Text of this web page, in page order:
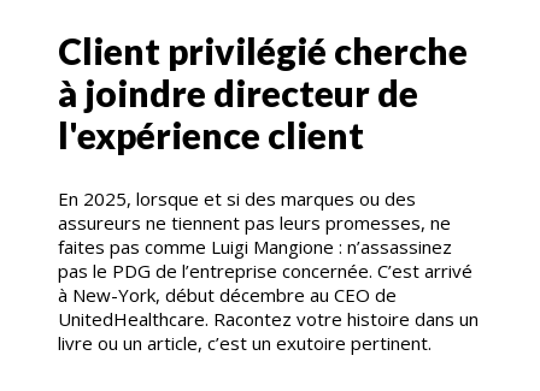
Client privilégié cherche
à joindre directeur de
l'expérience client
En 2025, lorsque et si des marques ou des
assureurs ne tiennent pas leurs promesses, ne
faites pas comme Luigi Mangione : n’assassinez
pas le PDG de l’entreprise concernée. C’est arrivé
à New-York, début décembre au CEO de
UnitedHealthcare. Racontez votre histoire dans un
livre ou un article, c’est un exutoire pertinent.